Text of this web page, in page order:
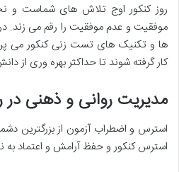
روز کنکور اوج تلاش های شماست و
موفقیت و عدم موفقیت را رقم می زند.
ها و تکنیک های تست زنی کنکورمی
کار گرفته شوند تا حداکثر بهره وری از
مدیریت روانی و ذهنی در
استرس و اضطراب آزمون از بزرگترین
استرس کنکور و حفظ آرامش و اعتماد